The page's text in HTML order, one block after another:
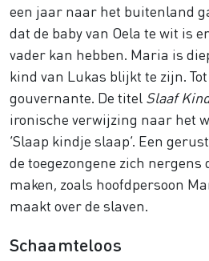
een jaar naar het buitenland
dat de baby van Oela te wit is
vader kan hebben. Maria is
kind van Lukas blijkt te zijn.
gouvernante. De titel Slaaf
ironische verwijzing naar het
‘Slaap kindje slaap’. Een
de toegezongene zich nergens
maken, zoals hoofdpersoon
maakt over de slaven.
Schaamteloos